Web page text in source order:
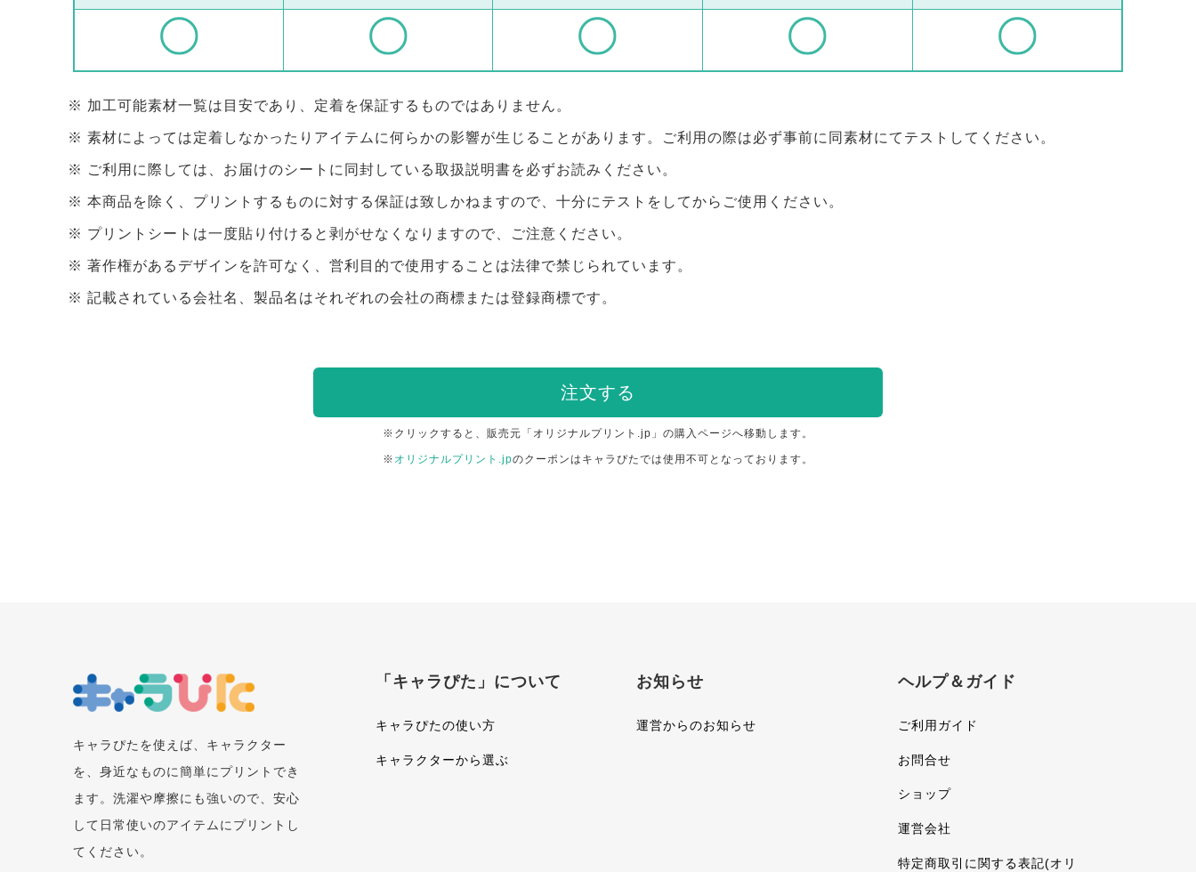
加工可能素材一覧は目安であり、定着を保証するものではありません。
素材によっては定着しなかったりアイテムに何らかの影響が生じることがあります。ご利用の際は必ず事前に同素材にてテストしてください。
ご利用に際しては、お届けのシートに同封している取扱説明書を必ずお読みください。
本商品を除く、プリントするものに対する保証は致しかねますので、十分にテストをしてからご使用ください。
プリントシートは一度貼り付けると剥がせなくなりますので、ご注意ください。
著作権があるデザインを許可なく、営利目的で使用することは法律で禁じられています。
記載されている会社名、製品名はそれぞれの会社の商標または登録商標です。
注文する
※クリックすると、販売元「オリジナルプリント.jp」の購入ページへ移動します。
※ オリジナルプリント.jpのクーポンはキャラぴたでは使用不可となっております。
キャラぴたを使えば、キャラクター
を、身近なものに簡単にプリントでき
ます。洗濯や摩擦にも強いので、安心
して日常使いのアイテムにプリントし
てください。
「キャラぴた」について
キャラぴたの使い方
キャラクターから選ぶ
お知らせ
運営からのお知らせ
ヘルプ＆ガイド
ご利用ガイド
お問合せ
ショップ
運営会社
特定商取引に関する表記(オリ